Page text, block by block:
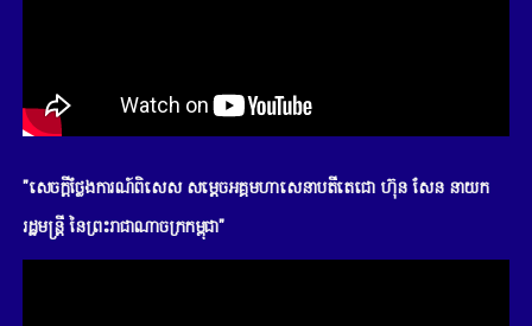
"សេចក្តីថ្លែងការណ៍ពិសេស សម្តេចអគ្គមហាសេនាបតីតេជោ ហ៊ុន សែន នាយក
រដ្ឋមន្រ្តី នៃព្រះរាជាណាចក្រកម្ពុជា"